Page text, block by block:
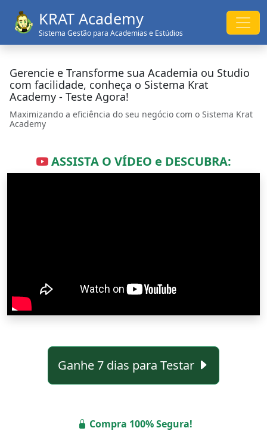
KRAT Academy
Sistema Gestão para Academias e Estúdios
Gerencie e Transforme sua Academia ou Studio
com facilidade, conheça o Sistema Krat
Academy - Teste Agora!
Maximizando a eficiência do seu negócio com o Sistema Krat
Academy
ASSISTA O VÍDEO e DESCUBRA:
Ganhe 7 dias para Testar
Compra 100% Segura!